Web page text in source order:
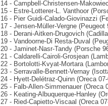
14 - Campbell-Christensen-
15 - Estre-Lotterer-L. Vanthoor
16 - Pier Guidi-Calado-Giovinazzi
17 - Jensen-Müller-Vergne
18 - Derani-Aitken-Drugovich
19 - Vandoorne-Di Resta-Duval
20 - Jaminet-Nasr-Tandy (Porsche
21 - Caldarelli-Cairoli-Grosjean
22 - Bortolotti-Kvyat-Mortara
23 - Serravalle-Bennett-Vernay
24 - Hyett-Delétraz-Quinn (Oreca
25 - Falb-Allen-Simmenauer (Oreca
26 - Keating-Albuquerque-Hanley
27 - Ried-Capietto-Viscaal (Oreca